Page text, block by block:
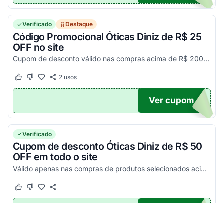
Verificado Destaque
Código Promocional Óticas Diniz de R$ 25
OFF no site
Cupom de desconto válido nas compras acima de R$ 200 na loja virtual. Aplique e aproveite!
Este cupom funcionou
Este cupom não funcionou
2usos
FF
Ver cupom
Verificado
Cupom de desconto Óticas Diniz de R$ 50
OFF em todo o site
Válido apenas nas compras de produtos selecionados acima de R$ 400. Desfrute dessa economia!
Este cupom funcionou
Este cupom não funcionou